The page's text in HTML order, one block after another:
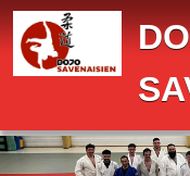
Panneau de gestion des